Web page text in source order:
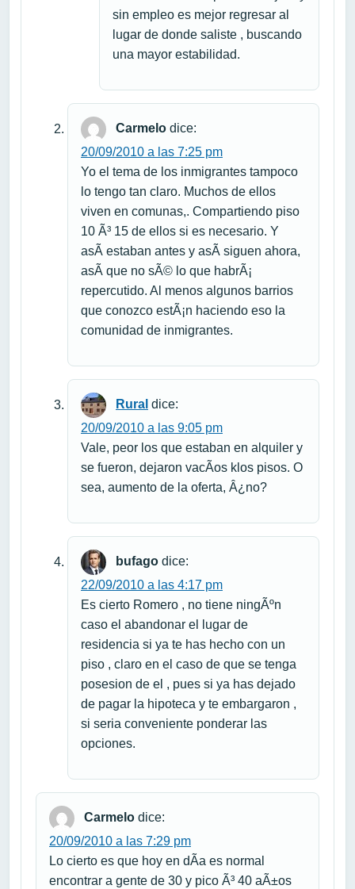
sin empleo es mejor regresar al
lugar de donde saliste , buscando
una mayor estabilidad.
Carmelo dice:
20/09/2010 a las 7:25 pm
Yo el tema de los inmigrantes tampoco
lo tengo tan claro. Muchos de ellos
viven en comunas,. Compartiendo piso
10 Ã³ 15 de ellos si es necesario. Y
asÃ­ estaban antes y asÃ­ siguen ahora,
asÃ­ que no sÃ© lo que habrÃ¡
repercutido. Al menos algunos barrios
que conozco estÃ¡n haciendo eso la
comunidad de inmigrantes.
Rural dice:
20/09/2010 a las 9:05 pm
Vale, peor los que estaban en alquiler y
se fueron, dejaron vacÃ­os klos pisos. O
sea, aumento de la oferta, Â¿no?
bufago dice:
22/09/2010 a las 4:17 pm
Es cierto Romero , no tiene ningÃºn
caso el abandonar el lugar de
residencia si ya te has hecho con un
piso , claro en el caso de que se tenga
posesion de el , pues si ya has dejado
de pagar la hipoteca y te embargaron ,
si seria conveniente ponderar las
opciones.
Carmelo dice:
20/09/2010 a las 7:29 pm
Lo cierto es que hoy en dÃ­a es normal
encontrar a gente de 30 y pico Ã³ 40 aÃ±os